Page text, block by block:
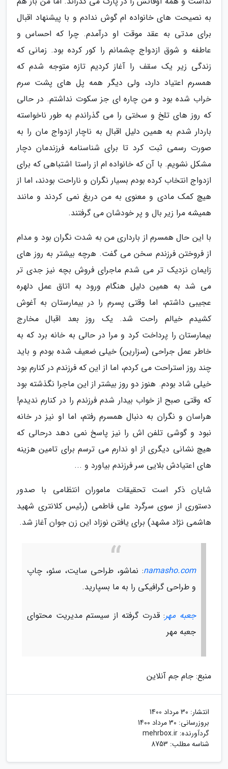
به نصیحت های خانواده ام گوش ندادم و با پیشنهاد اقبال
برای مدتی به عقد موقت او درآمدم. چرا که احساس و
عاطفه و شوق ازدواج چشمانم را کور کرده بود. زمانی که
زندگی زیر یک سقف را آغاز کردیم تازه متوجه شدم که
همسرم اعتیاد دارد، ولی دیگر همه پل های پشت سرم
خراب شده بود و من چاره ای جز سکوت نداشتم. در حالی
که روز های تلخ و سختی را می گذراندم به طور ناخواسته
باردار شدم به همین دلیل اقبال به ناچار ازدواج مان را به
صورت رسمی ثبت کرد تا برای شناسنامه فرزندمان دچار
مشکل نشویم. با آن که خانواده ام از راستا اشتباهی که برای
ازدواج انتخاب کرده بودم بسیار نگران و ناراحت بودند، اما از
هیچ کمک مادی و معنوی به من دریغ نمی کردند و مانند
همیشه مرا زیر بال و پر خودشان می گرفتند.
با این حال همسرم از بارداری من به شدت نگران بود و مدام
از فروختن فرزندم سخن می گفت. هرچه بیشتر به روز های
زایمان نزدیک تر می شدم ماجرای فروش بچه نیز جدی تر
می شد به همین دلیل هنگام ورود به اتاق عمل دلهره
عجیبی داشتم، اما وقتی پسرم را در بیمارستان به آغوش
کشیدم خیالم راحت شد. یک روز بعد اقبال مخارج
بیمارستان را پرداخت کرد و مرا در حالی به خانه برد که به
خاطر عمل جراحی (سزارین) خیلی ضعیف شده بودم و باید
چند روز استراحت می کردم، اما از این که فرزندم در کنارم بود
خیلی شاد بودم. هنوز دو روز بیشتر از این ماجرا نگذشته بود
که وقتی صبح از خواب بیدار شدم فرزندم را در کنارم ندیدم!
هراسان و نگران به دنبال همسرم رفتم، اما او نیز در خانه
نبود و گوشی تلفن اش را نیز پاسخ نمی دهد درحالی که
هیچ نشانی دیگری از او ندارم می ترسم برای تامین هزینه
های اعتیادش بلایی سر فرزندم بیاورد و ...
شایان ذکر است تحقیقات ماموران انتظامی با صدور
دستوری از سوی سرگرد علی فاطمی (رئیس کلانتری شهید
هاشمی نژاد مشهد) برای یافتن نوزاد این زن جوان آغاز شد.
namasho.com: نماشو، طراحی سایت، سئو، چاپ
و طراحی گرافیکی را به ما بسپارید.
جعبه مهر: قدرت گرفته از سیستم مدیریت محتوای
جعبه مهر
منبع: جام جم آنلاین
انتشار: 30 مرداد 1400
بروزرسانی: 30 مرداد 1400
گردآورنده: mehrbox.ir
شناسه مطلب: 8753